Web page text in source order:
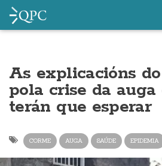
As explicacións
pola crise da auga
terán que esperar
CORME AUGA SAÚDE EPIDEMIA